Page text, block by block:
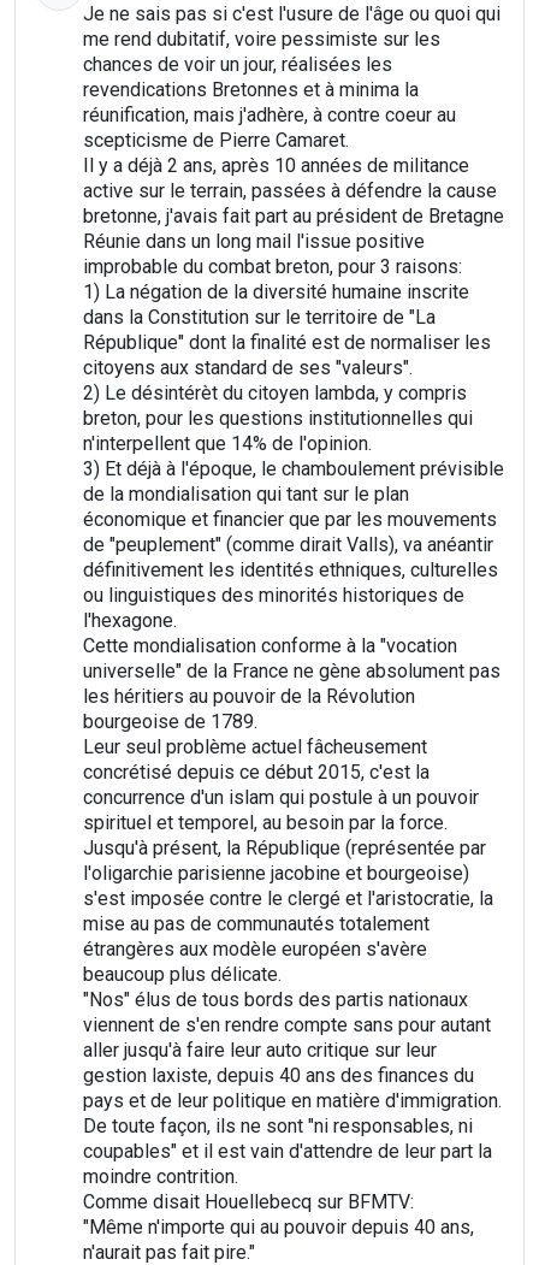
Je ne sais pas si c'est l'usure de l'âge ou quoi qui
me rend dubitatif, voire pessimiste sur les
chances de voir un jour, réalisées les
revendications Bretonnes et à minima la
réunification, mais j'adhère, à contre coeur au
scepticisme de Pierre Camaret.
Il y a déjà 2 ans, après 10 années de militance
active sur le terrain, passées à défendre la cause
bretonne, j'avais fait part au président de Bretagne
Réunie dans un long mail l'issue positive
improbable du combat breton, pour 3 raisons:
1) La négation de la diversité humaine inscrite
dans la Constitution sur le territoire de "La
République" dont la finalité est de normaliser les
citoyens aux standard de ses "valeurs".
2) Le désintérèt du citoyen lambda, y compris
breton, pour les questions institutionnelles qui
n'interpellent que 14% de l'opinion.
3) Et déjà à l'époque, le chamboulement prévisible
de la mondialisation qui tant sur le plan
économique et financier que par les mouvements
de "peuplement" (comme dirait Valls), va anéantir
définitivement les identités ethniques, culturelles
ou linguistiques des minorités historiques de
l'hexagone.
Cette mondialisation conforme à la "vocation
universelle" de la France ne gène absolument pas
les héritiers au pouvoir de la Révolution
bourgeoise de 1789.
Leur seul problème actuel fâcheusement
concrétisé depuis ce début 2015, c'est la
concurrence d'un islam qui postule à un pouvoir
spirituel et temporel, au besoin par la force.
Jusqu'à présent, la République (représentée par
l'oligarchie parisienne jacobine et bourgeoise)
s'est imposée contre le clergé et l'aristocratie, la
mise au pas de communautés totalement
étrangères aux modèle européen s'avère
beaucoup plus délicate.
"Nos" élus de tous bords des partis nationaux
viennent de s'en rendre compte sans pour autant
aller jusqu'à faire leur auto critique sur leur
gestion laxiste, depuis 40 ans des finances du
pays et de leur politique en matière d'immigration.
De toute façon, ils ne sont "ni responsables, ni
coupables" et il est vain d'attendre de leur part la
moindre contrition.
Comme disait Houellebecq sur BFMTV:
"Même n'importe qui au pouvoir depuis 40 ans,
n'aurait pas fait pire."